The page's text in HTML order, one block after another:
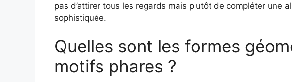
pas d’attirer tous les regards mais plutôt de compléter une
sophistiquée.
Quelles sont les formes
motifs phares ?